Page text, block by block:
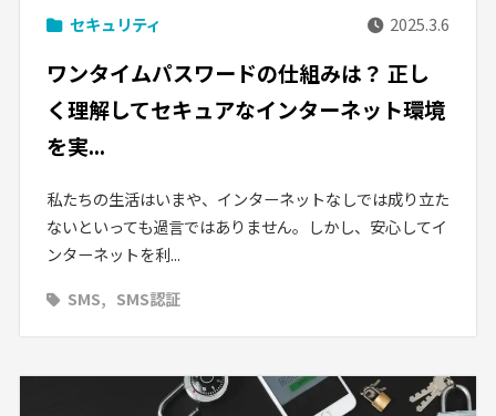
セキュリティ 2025.3.6
ワンタイムパスワードの仕組みは？ 正し
く理解してセキュアなインターネット環境
を実...
私たちの生活はいまや、インターネットなしでは成り立た
ないといっても過言ではありません。しかし、安心してイ
ンターネットを利...
SMS
SMS認証